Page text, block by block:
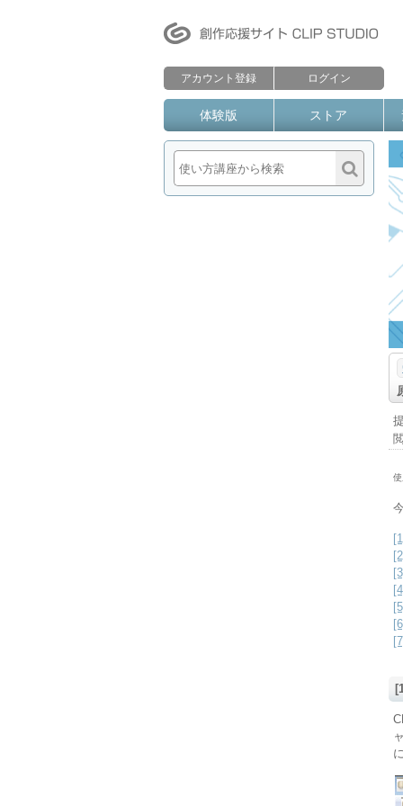
アカウント登録 ログイン
体験版 ストア